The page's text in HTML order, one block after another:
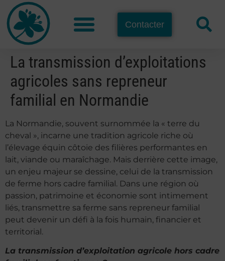
Contacter
La transmission d’exploitations
agricoles sans repreneur
familial en Normandie
La Normandie, souvent surnommée la « terre du
cheval », incarne une tradition agricole riche où
l’élevage équin côtoie des filières performantes en
lait, viande ou maraîchage. Mais derrière cette image,
un enjeu majeur se dessine, celui de la transmission
de ferme hors cadre familial. Dans une région où
passion, patrimoine et économie sont intimement
liés, transmettre sa ferme sans repreneur familial
peut devenir un défi à la fois humain, financier et
territorial.
La transmission d’exploitation agricole hors cadre